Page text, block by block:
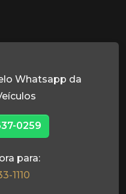
Whatsapp da
0259
para:
1110